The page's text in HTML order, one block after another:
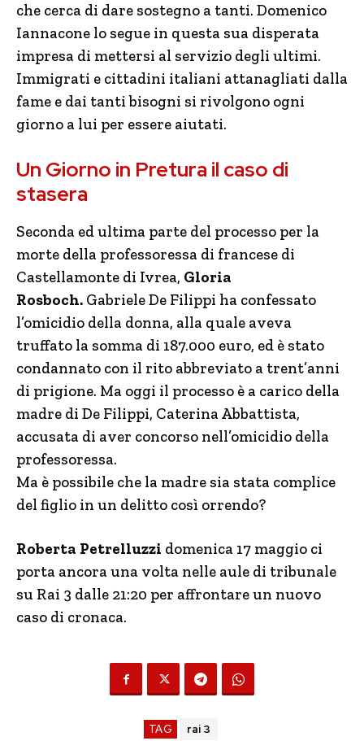
che cerca di dare sostegno a tanti. Domenico
Iannacone lo segue in questa sua disperata
impresa di mettersi al servizio degli ultimi.
Immigrati e cittadini italiani attanagliati dalla
fame e dai tanti bisogni si rivolgono ogni
giorno a lui per essere aiutati.
Un Giorno in Pretura il caso di
stasera
Seconda ed ultima parte del processo per la
morte della professoressa di francese di
Castellamonte di Ivrea, Gloria
Rosboch. Gabriele De Filippi ha confessato
l’omicidio della donna, alla quale aveva
truffato la somma di 187.000 euro, ed è stato
condannato con il rito abbreviato a trent’anni
di prigione. Ma oggi il processo è a carico della
madre di De Filippi, Caterina Abbattista,
accusata di aver concorso nell’omicidio della
professoressa.
Ma è possibile che la madre sia stata complice
del figlio in un delitto così orrendo?
Roberta Petrelluzzi domenica 17 maggio ci
porta ancora una volta nelle aule di tribunale
su Rai 3 dalle 21:20 per affrontare un nuovo
caso di cronaca.
TAG rai 3